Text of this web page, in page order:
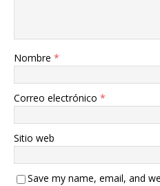
Nombre *
Correo electrónico *
Sitio web
Save my name, email, and